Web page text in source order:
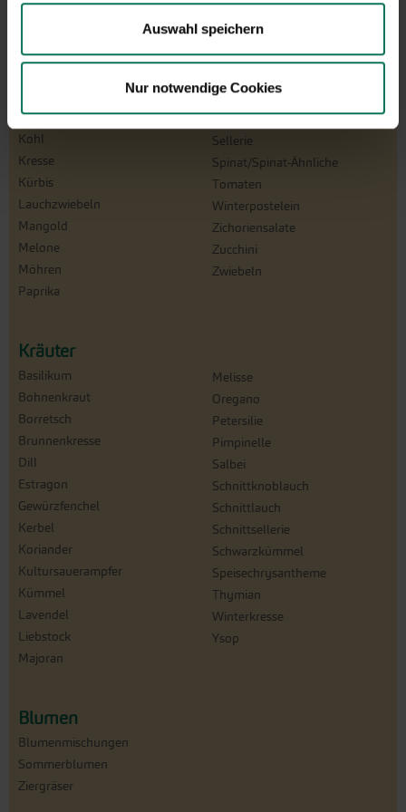
Auswahl speichern
Nur notwendige Cookies
Catalogna
Erbsen
Knollenfenchel
Kohl
Kresse
Kürbis
Lauchzwiebeln
Mangold
Melone
Möhren
Paprika
Rettich
Rote Bete
Rüben
Salat
Schwarz-/Haferwurzel
Sellerie
Spinat/Spinat-Ähnliche
Tomaten
Winterpostelein
Zichoriensalate
Zucchini
Zwiebeln
Kräuter
Basilikum
Bohnenkraut
Borretsch
Brunnenkresse
Dill
Estragon
Gewürzfenchel
Kerbel
Koriander
Kultursauerampfer
Kümmel
Lavendel
Liebstock
Majoran
Melisse
Oregano
Petersilie
Pimpinelle
Salbei
Schnittknoblauch
Schnittlauch
Schnittsellerie
Schwarzkümmel
Speisechrysantheme
Thymian
Winterkresse
Ysop
Blumen
Blumenmischungen
Sommerblumen
Ziergräser